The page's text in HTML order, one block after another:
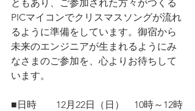
ともあり、ご参加された方々がつくる
PICマイコンでクリスマスソングが流れ
るように準備をしています。御宿から
未来のエンジニアが生まれるようにみ
なさまのご参加を、心よりお待ちして
います。
■日時　　12月22日（日）　10時～12時